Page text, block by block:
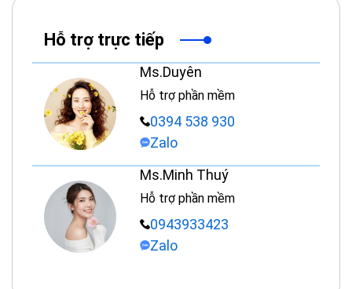
Hỗ trợ trực tiếp
Ms.Duyên
Hỗ trợ phần mềm
0394 538 930
Zalo
Ms.Minh Thuý
Hỗ trợ phần mềm
0943933423
Zalo